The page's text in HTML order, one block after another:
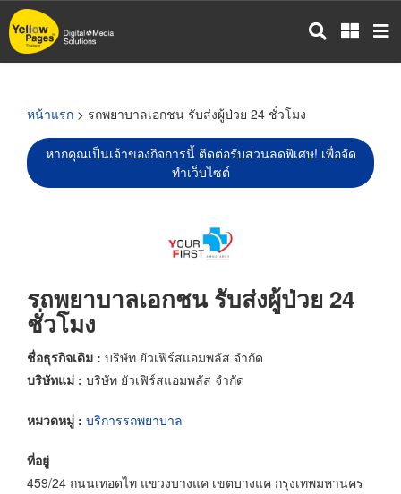
ข้าม
ไป
หน้าแรก > รถพยาบาลเอกชน รับส่งผู้ป่วย 24 ชั่วโมง
หากคุณเป็นเจ้าของกิจการนี้ ติดต่อรับส่วนลดพิเศษ! เพื่อจัด
ทำเว็บไซต์
รถพยาบาลเอกชน รับส่งผู้ป่วย 24
ชั่วโมง
ชื่อธุรกิจเดิม : บริษัท ยัวเฟิร์สแอมพลัส จำกัด
บริษัทแม่ : บริษัท ยัวเฟิร์สแอมพลัส จำกัด
หมวดหมู่ : บริการรถพยาบาล
ที่อยู่
459/24 ถนนเทอดไท แขวงบางแค เขตบางแค กรุงเทพมหานคร